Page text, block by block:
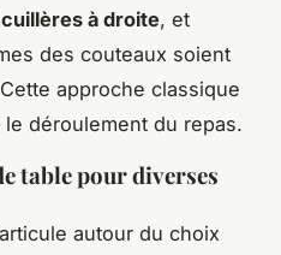
à droite, et
des couteaux soient
approche classique
déroulement du repas.
table pour diverses
autour du choix